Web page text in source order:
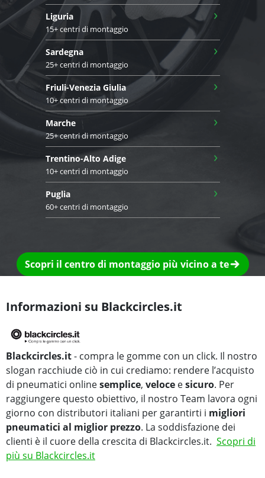
Liguria
15+ centri di montaggio
›
Sardegna
25+ centri di montaggio
›
Friuli-Venezia Giulia
10+ centri di montaggio
›
Marche
25+ centri di montaggio
›
Trentino-Alto Adige
10+ centri di montaggio
›
Puglia
60+ centri di montaggio
›
Scopri il centro di montaggio più vicino a te
Informazioni su Blackcircles.it
Blackcircles.it- compra le gomme con un click. Il nostro
slogan racchiude ciò in cui crediamo: rendere l’acquisto
di pneumatici onlinesemplice, veloce esicuro. Per
raggiungere questo obiettivo, il nostro Team lavora ogni
giorno con distributori italiani per garantirti i migliori
pneumatici al miglior prezzo. La soddisfazione dei
clienti è il cuore della crescita di Blackcircles.it. Scopri di
più su Blackcircles.it